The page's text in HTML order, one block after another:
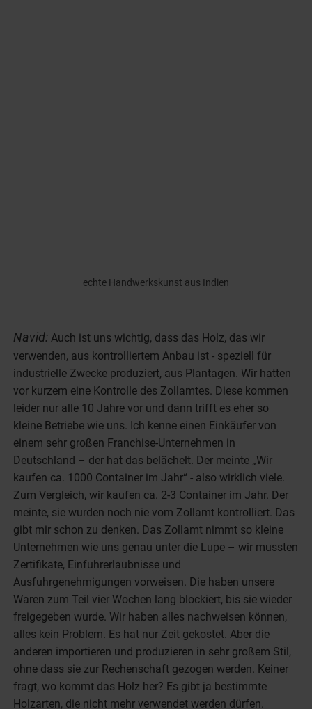
echte Handwerkskunst aus Indien
Navid: Auch ist uns wichtig, dass das Holz, das wir
verwenden, aus kontrolliertem Anbau ist - speziell für
industrielle Zwecke produziert, aus Plantagen. Wir hatten
vor kurzem eine Kontrolle des Zollamtes. Diese kommen
leider nur alle 10 Jahre vor und dann trifft es eher so
kleine Betriebe wie uns. Ich kenne einen Einkäufer von
einem sehr großen Franchise-Unternehmen in
Deutschland – der hat das belächelt. Der meinte „Wir
kaufen ca. 1000 Container im Jahr“ - also wirklich viele.
Zum Vergleich, wir kaufen ca. 2-3 Container im Jahr. Der
meinte, sie wurden noch nie vom Zollamt kontrolliert. Das
gibt mir schon zu denken. Das Zollamt nimmt so kleine
Unternehmen wie uns genau unter die Lupe – wir mussten
Zertifikate, Einfuhrerlaubnisse und
Ausfuhrgenehmigungen vorweisen. Die haben unsere
Waren zum Teil vier Wochen lang blockiert, bis sie wieder
freigegeben wurde. Wir haben alles nachweisen können,
alles kein Problem. Es hat nur Zeit gekostet. Aber die
anderen importieren und produzieren in sehr großem Stil,
ohne dass sie zur Rechenschaft gezogen werden. Keiner
fragt, wo kommt das Holz her? Es gibt ja bestimmte
Holzarten, die nicht mehr verwendet werden dürfen.